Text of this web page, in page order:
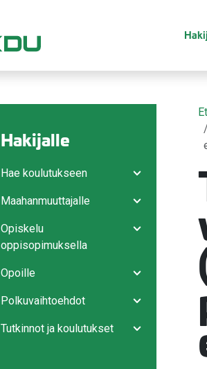
Hakijalle
Avaa/sulje
Hae koulutukseen
Avaa/sulje
Maahanmuuttajalle
Avaa/sulje
Opiskelu
oppisopimuksella
Avaa/sulje
Opoille
Avaa/sulje
Polkuvaihtoehdot
Avaa/sulje
Tutkinnot ja koulutukset